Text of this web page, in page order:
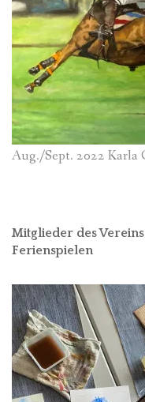
Aug./Sept. 2022 Karla
Mitglieder des
Ferienspielen